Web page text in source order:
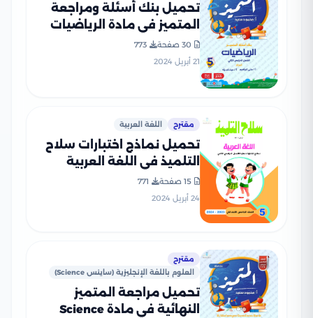
تحميل بنك أسئلة ومراجعة
المتميز في مادة الرياضيات
للصف الخامس الابتدائي الترم
الثاني مع الإجابات النموذجية
30 صفحة
773
21 أبريل 2024
مقترح اللغة العربية
تحميل نماذج اختبارات سلاح
التلميذ في اللغة العربية
للصف الخامس الابتدائي مع
إجاباتها النموذجية
15 صفحة
771
24 أبريل 2024
مقترح
العلوم باللغة الإنجليزية (ساينس Science)
تحميل مراجعة المتميز
النهائية في مادة Science